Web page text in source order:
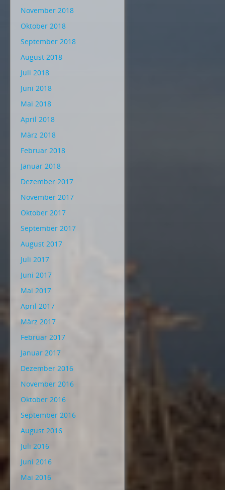
November 2018
Oktober 2018
September 2018
August 2018
Juli 2018
Juni 2018
Mai 2018
April 2018
März 2018
Februar 2018
Januar 2018
Dezember 2017
November 2017
Oktober 2017
September 2017
August 2017
Juli 2017
Juni 2017
Mai 2017
April 2017
März 2017
Februar 2017
Januar 2017
Dezember 2016
November 2016
Oktober 2016
September 2016
August 2016
Juli 2016
Juni 2016
Mai 2016